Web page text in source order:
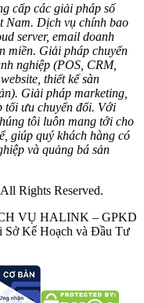
cấp các giải pháp số
Nam. Dịch vụ chính bao
server, email doanh
miền. Giải pháp chuyển
nghiệp (POS, CRM,
thiết kế sàn
Giải pháp marketing,
tối ưu chuyển đổi. Với
tôi luôn mang tới cho
giúp quý khách hàng có
và quảng bá sản
Rights Reserved.
VỤ HALINK – GPKD
Sở Kế Hoạch và Đầu Tư